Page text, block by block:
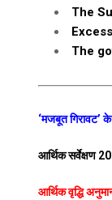
The
The
‘मजबूत गिरावट’
आर्थिक सर्वेक्षण
आर्थिक वृद्धि